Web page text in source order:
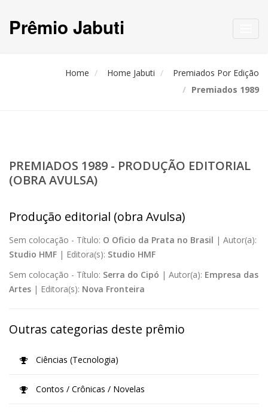
Prêmio Jabuti
Home Home Jabuti
Premiados Por Edição
Premiados 1989
PREMIADOS 1989 - PRODUÇÃO EDITORIAL
(OBRA AVULSA)
Produção editorial (obra Avulsa)
Sem colocação - Título: O Oficio da Prata no Brasil | Autor(a):
Studio HMF | Editora(s): Studio HMF
Sem colocação - Título: Serra do Cipó | Autor(a): Empresa das
Artes | Editora(s): Nova Fronteira
Outras categorias deste prêmio
Ciências (Tecnologia)
Contos / Crônicas / Novelas